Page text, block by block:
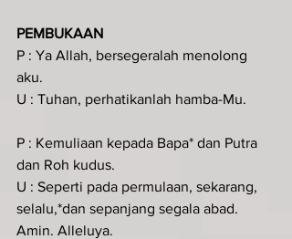
PEMBUKAAN
P : Ya Allah, bersegeralah menolong
aku.
U : Tuhan, perhatikanlah hamba-Mu.
P : Kemuliaan kepada Bapa* dan Putra
dan Roh kudus.
U : Seperti pada permulaan, sekarang,
selalu,*dan sepanjang segala abad.
Amin. Alleluya.